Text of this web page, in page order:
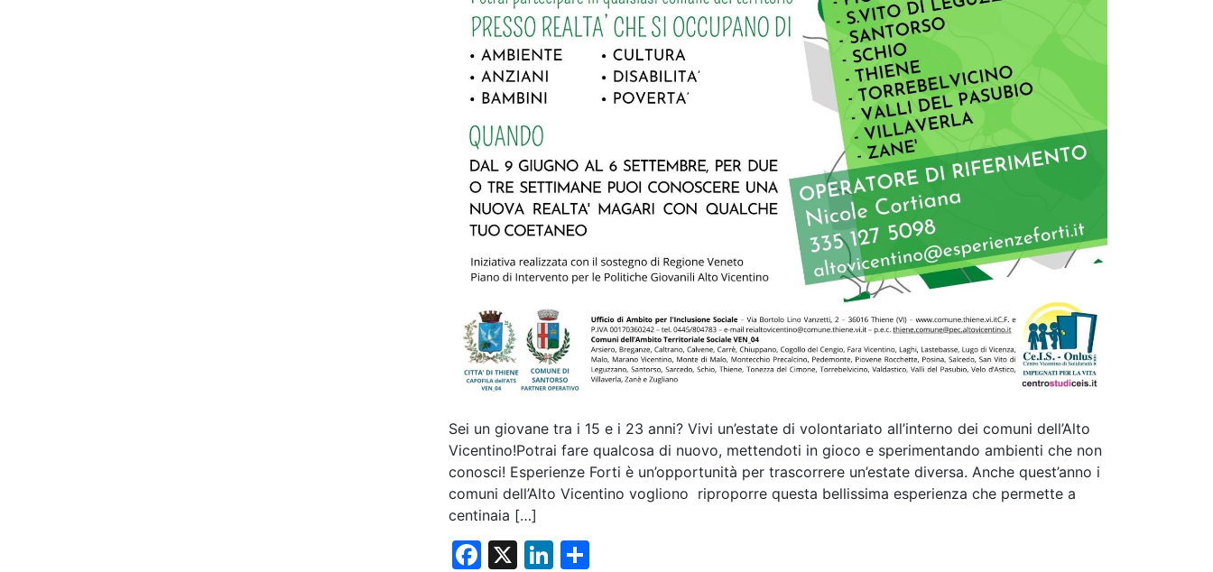
Sei un giovane tra i 15 e i 23 anni? Vivi un’estate di volontariato all’interno dei comuni dell’Alto
Vicentino!Potrai fare qualcosa di nuovo, mettendoti in gioco e sperimentando ambienti che non
conosci! Esperienze Forti è un’opportunità per trascorrere un’estate diversa. Anche quest’anno i
comuni dell’Alto Vicentino vogliono riproporre questa bellissima esperienza che permette a
centinaia […]
F
X
Li